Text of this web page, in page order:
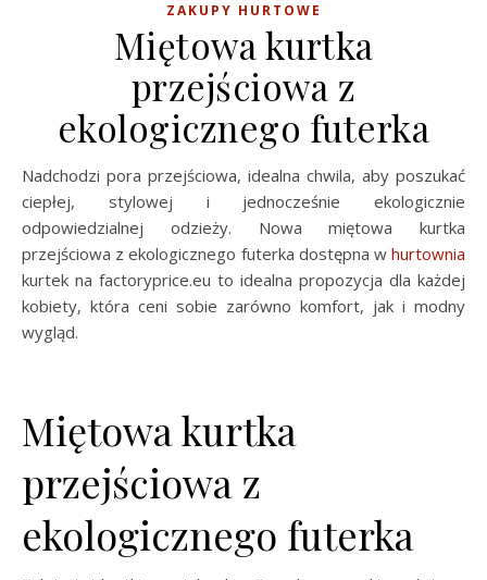
ZAKUPY HURTOWE
Miętowa kurtka
przejściowa z
ekologicznego futerka
Nadchodzi pora przejściowa, idealna chwila, aby poszukać
ciepłej, stylowej i jednocześnie ekologicznie
odpowiedzialnej odzieży. Nowa miętowa kurtka
przejściowa z ekologicznego futerka dostępna w hurtownia
kurtek na factoryprice.eu to idealna propozycja dla każdej
kobiety, która ceni sobie zarówno komfort, jak i modny
wygląd.
Miętowa kurtka
przejściowa z
ekologicznego futerka